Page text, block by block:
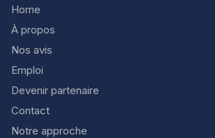
Home
À propos
Nos avis
Emploi
Devenir partenaire
Contact
Notre approche